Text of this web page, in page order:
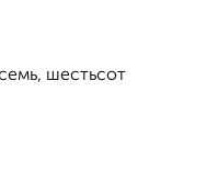
шестьсот